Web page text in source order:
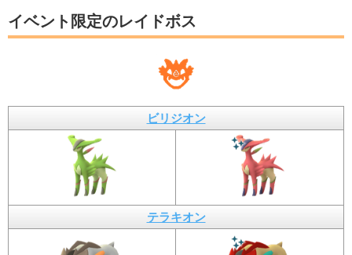
イベント限定のレイドボス
ビリジオン
テラキオン